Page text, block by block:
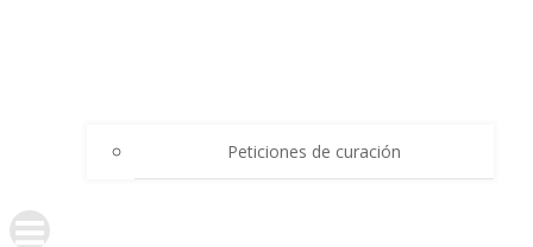
Peticiones de curación